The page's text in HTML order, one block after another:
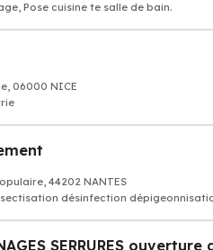
Pose cuisine te salle de bain.
06000 NICE
44202 NANTES
désinfection